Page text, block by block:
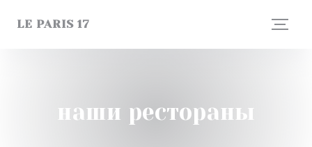
LE PARIS 17
наши рестораны